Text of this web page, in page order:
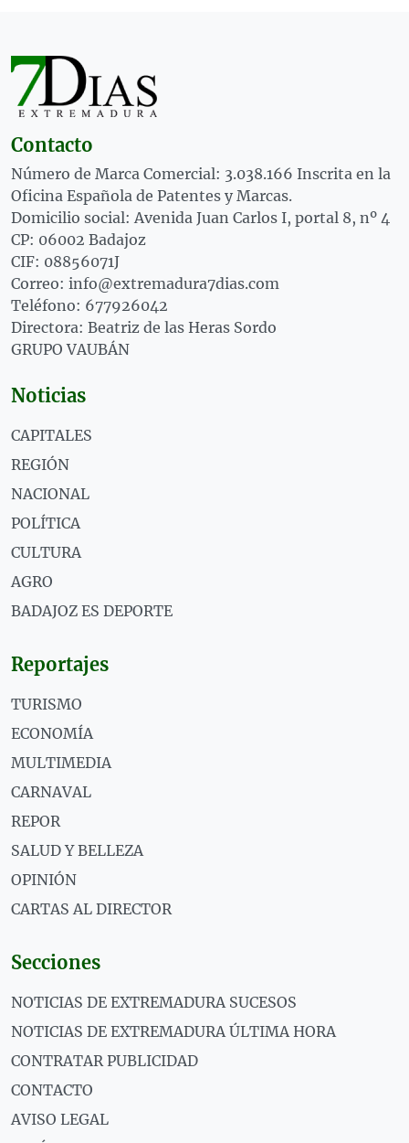
Contacto
Número de Marca Comercial: 3.038.166 Inscrita en la
Oficina Española de Patentes y Marcas.
Domicilio social: Avenida Juan Carlos I, portal 8, nº 4
CP: 06002 Badajoz
CIF: 08856071J
Correo: info@extremadura7dias.com
Teléfono: 677926042
Directora: Beatriz de las Heras Sordo
GRUPO VAUBÁN
Noticias
CAPITALES
REGIÓN
NACIONAL
POLÍTICA
CULTURA
AGRO
BADAJOZ ES DEPORTE
Reportajes
TURISMO
ECONOMÍA
MULTIMEDIA
CARNAVAL
REPOR
SALUD Y BELLEZA
OPINIÓN
CARTAS AL DIRECTOR
Secciones
NOTICIAS DE EXTREMADURA SUCESOS
NOTICIAS DE EXTREMADURA ÚLTIMA HORA
CONTRATAR PUBLICIDAD
CONTACTO
AVISO LEGAL